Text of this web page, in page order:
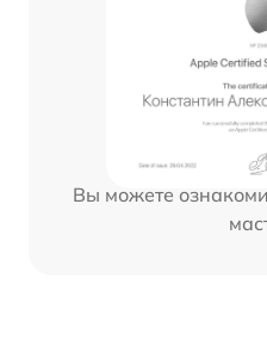
Вы можете